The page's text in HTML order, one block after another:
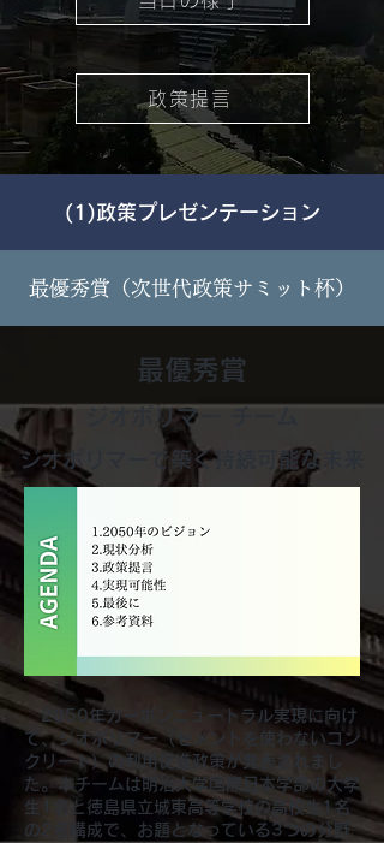
政策提言
​(1)政策プレゼンテーション
​最優秀賞（次世代政策サミット杯）
最優秀賞
ジオポリマー チーム
ジオポリマーで築く持続可能な未来
2050年カーボンニュートラル実現に向け
て、ジオポリマー（セメントを使わないコン
クリート）の利用促進政策が発表されまし
た。本チームは明治大学国際日本学部の大学
生1名と徳島県立城東高等学校の高校生1名
の2名構成で、お題となっている3つの分野